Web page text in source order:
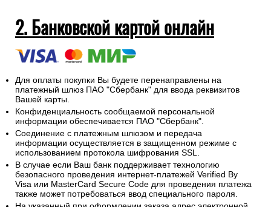
2. Банковской картой онлайн
Для оплаты покупки Вы будете перенаправлены на
платежный шлюз ПАО "Сбербанк" для ввода реквизитов
Вашей карты.
Конфиденциальность сообщаемой персональной
информации обеспечивается ПАО "Сбербанк".
Соединение с платежным шлюзом и передача
информации осуществляется в защищенном режиме с
использованием протокола шифрования SSL.
В случае если Ваш банк поддерживает технологию
безопасного проведения интернет-платежей Verified By
Visa или MasterCard Secure Code для проведения платежа
также может потребоваться ввод специального пароля.